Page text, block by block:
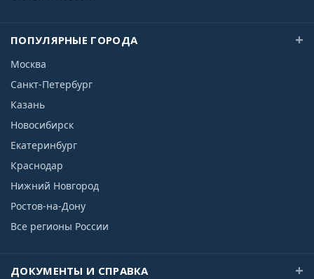
ПОПУЛЯРНЫЕ ГОРОДА
Москва
Санкт-Петербург
Казань
Новосибирск
Екатеринбург
Краснодар
Нижний Новгород
Ростов-на-Дону
Все регионы России
ДОКУМЕНТЫ И СПРАВКА